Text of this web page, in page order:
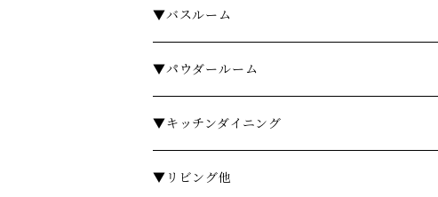
▼バスルーム
タオル
バスローブ
石鹸・ボディソープ
▼パウダールーム
石鹸・ハンドウォッシュ
ディスペンサー・ソープディッシュ
▼キッチンダイニング
お皿・プレート
▼リビング他